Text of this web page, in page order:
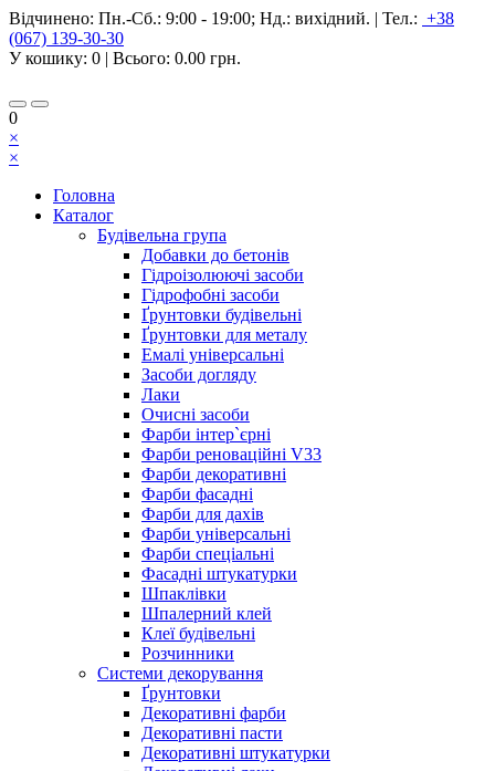
Відчинено: Пн.-Сб.: 9:00 - 19:00; Нд.: вихідний. | Тел.: +38
(067) 139-30-30
У кошику: 0 | Всього: 0.00 грн.
0
×
×
Головна
Каталог
Будівельна група
Добавки до бетонів
Гідроізолюючі засоби
Гідрофобні засоби
Ґрунтовки будівельні
Ґрунтовки для металу
Емалі універсальні
Засоби догляду
Лаки
Очисні засоби
Фарби інтер`єрні
Фарби реноваційні V33
Фарби декоративні
Фарби фасадні
Фарби для дахів
Фарби універсальні
Фарби спеціальні
Фасадні штукатурки
Шпаклівки
Шпалерний клей
Клеї будівельні
Розчинники
Системи декорування
Ґрунтовки
Декоративні фарби
Декоративні пасти
Декоративні штукатурки